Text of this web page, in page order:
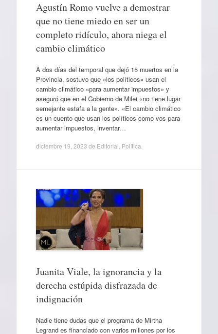
Agustín Romo vuelve a demostrar
que no tiene miedo en ser un
completo ridículo, ahora niega el
cambio climático
A dos días del temporal que dejó 15 muertos en la
Provincia, sostuvo que «los políticos» usan el
cambio climático «para aumentar impuestos» y
aseguró que en el Gobierno de Milei «no tiene lugar
semejante estafa a la gente». «El cambio climático
es un cuento que usan los políticos como vos para
aumentar impuestos, inventar…
diciembre 19, 2023 de Editorial Política
Juanita Viale, la ignorancia y la
derecha estúpida disfrazada de
indignación
Nadie tiene dudas que el programa de Mirtha
Legrand es financiado con varios millones por los